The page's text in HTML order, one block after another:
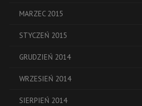
MARZEC 2015
STYCZEŃ 2015
GRUDZIEŃ 2014
WRZESIEŃ 2014
SIERPIEŃ 2014